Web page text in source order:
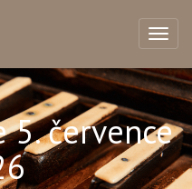
5. července